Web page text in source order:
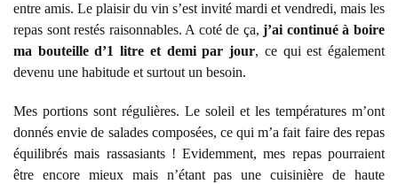
entre amis. Le plaisir du vin s’est invité mardi et vendredi, mais les
repas sont restés raisonnables. A coté de ça,j’ai continué à boire
ma bouteille d’1 litre et demi par jour, ce qui est également
devenu une habitude et surtout un besoin.
Mes portions sont régulières. Le soleil et les températures m’ont
donnés envie de salades composées, ce qui m’a fait faire des repas
équilibrés mais rassasiants ! Evidemment, mes repas pourraient
être encore mieux mais n’étant pas une cuisinière de haute